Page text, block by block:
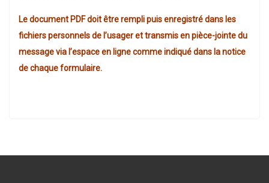
Le document PDF doit être rempli puis enregistré dans les
fichiers personnels de l’usager et transmis en pièce-jointe du
message via l’espace en ligne comme indiqué dans la notice
de chaque formulaire.